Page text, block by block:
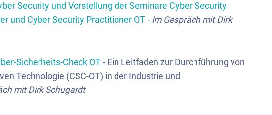
Security und Vorstellung der Seminare Cyber Security
und Cyber Security Practitioner OT - Im Gespräch mit Dirk
Sicherheits-Check OT - Ein Leitfaden zur Durchführung von
Technologie (CSC-OT) in der Industrie und
mit Dirk Schugardt